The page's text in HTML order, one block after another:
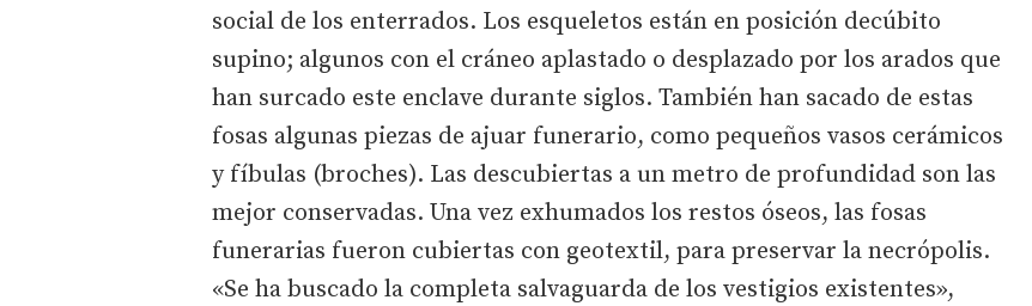
social de los enterrados. Los esqueletos están en posición decúbito
supino; algunos con el cráneo aplastado o desplazado por los arados que
han surcado este enclave durante siglos. También han sacado de estas
fosas algunas piezas de ajuar funerario, como pequeños vasos cerámicos
y fíbulas (broches). Las descubiertas a un metro de profundidad son las
mejor conservadas. Una vez exhumados los restos óseos, las fosas
funerarias fueron cubiertas con geotextil, para preservar la necrópolis.
«Se ha buscado la completa salvaguarda de los vestigios existentes»,